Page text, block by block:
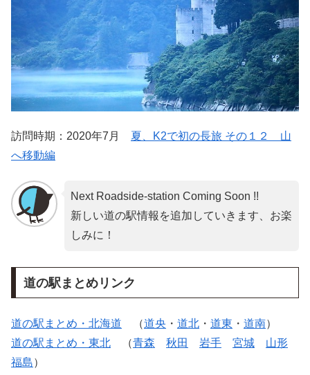
訪問時期：2020年7月 夏、K2で初の長旅 その１２ 山
へ移動編
Next Roadside-station Coming Soon !!
新しい道の駅情報を追加していきます、お楽
しみに！
道の駅まとめリンク
道の駅まとめ・北海道 （道央 ・ 道北 ・ 道東 ・ 道南）
道の駅まとめ・東北 （青森 秋田 岩手 宮城
山形
福島）